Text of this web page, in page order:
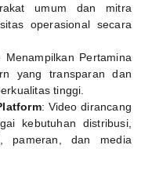
umum dan mitra
operasional secara
Menampilkan Pertamina
yang transparan dan
tinggi.
: Video dirancang
kebutuhan distribusi,
pameran, dan media